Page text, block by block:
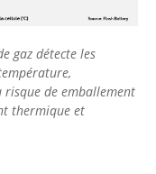
gaz détecte les
de emballement
thermique et